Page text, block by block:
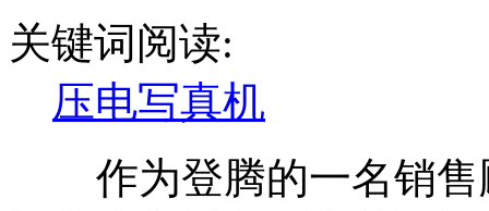
关键词阅读:
压电写真机
作为登腾的一名销售